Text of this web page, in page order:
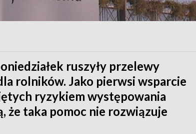
ruszyły przelewy
rolników. Jako pierwsi wsparcie
ryzykiem występowania
że taka pomoc nie rozwiązuje